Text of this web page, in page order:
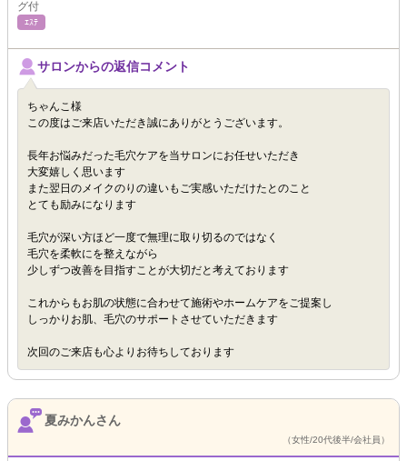
グ付
ｴｽﾃ
サロンからの返信コメント
ちゃんこ様
この度はご来店いただき誠にありがとうございます。
長年お悩みだった毛穴ケアを当サロンにお任せいただき
大変嬉しく思います
また翌日のメイクのりの違いもご実感いただけたとのこと
とても励みになります
毛穴が深い方ほど一度で無理に取り切るのではなく
毛穴を柔軟にを整えながら
少しずつ改善を目指すことが大切だと考えております
これからもお肌の状態に合わせて施術やホームケアをご提案し
しっかりお肌、毛穴のサポートさせていただきます
次回のご来店も心よりお待ちしております
夏みかんさん
（女性/20代後半/会社員）